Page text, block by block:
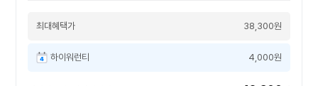
최대혜택가 38,300원
하이워런티 4,000원